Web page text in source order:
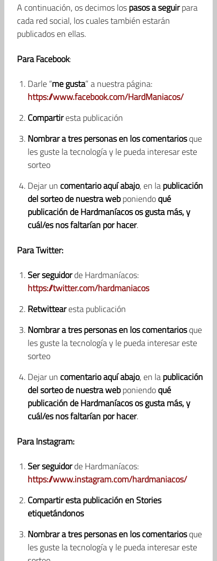
A continuación, os decimos lospasos a seguirpara
cada red social, los cuales también estarán
publicados en ellas.
Para Facebook:
Darle “me gusta” a nuestra página:
https://www.facebook.com/HardManiacos/
Compartiresta publicación
Nombrar a tres personas en los comentariosque
les guste la tecnología y le pueda interesar este
sorteo
Dejar un comentarioaquí abajo, en lapublicación
del sorteo de nuestra webponiendoqué
publicación de Hardmaníacos os gusta más, y
cuál/es nos faltarían por hacer.
Para Twitter:
Ser seguidorde Hardmaníacos:
https://twitter.com/hardmaniacos
Retwittearesta publicación
Nombrar a tres personas en los comentariosque
les guste la tecnología y le pueda interesar este
sorteo
Dejar un comentarioaquí abajo, en lapublicación
del sorteo de nuestra webponiendoqué
publicación de Hardmaníacos os gusta más, y
cuál/es nos faltarían por hacer.
Para Instagram:
Ser seguidorde Hardmaníacos:
https://www.instagram.com/hardmaniacos/
Compartir esta publicación en Stories
etiquetándonos
Nombrar a tres personas en los comentariosque
les guste la tecnología y le pueda interesar este